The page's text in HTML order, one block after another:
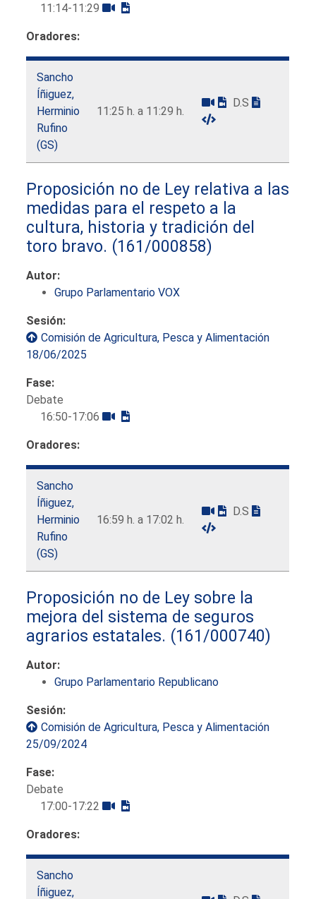
11:14-11:29
Oradores:
Sancho
Íñiguez,
Herminio
Rufino
(GS)
11:25 h. a 11:29 h.
D.S
Proposición no de Ley relativa a las
medidas para el respeto a la
cultura, historia y tradición del
toro bravo. (161/000858)
Autor:
Grupo Parlamentario VOX
Sesión:
Comisión de Agricultura, Pesca y Alimentación
18/06/2025
Fase:
Debate
16:50-17:06
Oradores:
Sancho
Íñiguez,
Herminio
Rufino
(GS)
16:59 h. a 17:02 h.
D.S
Proposición no de Ley sobre la
mejora del sistema de seguros
agrarios estatales. (161/000740)
Autor:
Grupo Parlamentario Republicano
Sesión:
Comisión de Agricultura, Pesca y Alimentación
25/09/2024
Fase:
Debate
17:00-17:22
Oradores:
Sancho
Íñiguez,